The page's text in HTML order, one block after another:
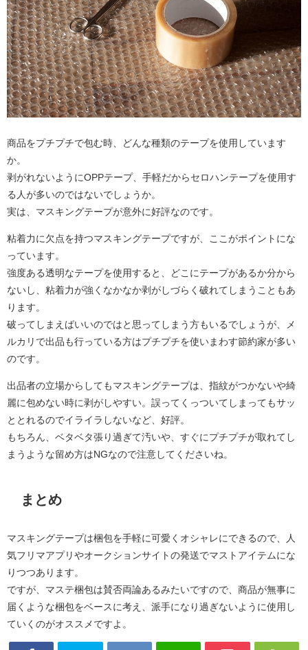
商品をプチプチで包む時、どんな種類のテープを使用しています
か。
剥がれないようにOPPテープ、手軽だからセロハンテープを使用す
る人が多いのではないでしょうか。
実は、マスキングテープが意外に好評なのです。
粘着力に欠点を持つマスキングテープですが、ここがポイントにな
っています。
強度ある透明なテープを使用すると、どこにテープがあるか分から
ないし、粘着力が強くなかなか剥がしづらく破れてしまうこともあ
ります。
破ってしまえばいいのではと思ってしまう方もいるでしょうが、メ
ルカリで出品も行っている方はプチプチを使いまわす節約家が多い
のです。
出品者の立場からしてもマスキングテープは、指紋がつかないや綺
麗に包めない時に剥がしやすい。誤ってくっついてしまってもサッ
ととれるのでイライラしないなど、好評。
もちろん、ベタベタ張り過ぎて汚いや、すぐにプチプチが取れてし
まうような留め方はNGなので注意してくださいね。
まとめ
マスキングテープは梱包を手軽に可愛くオシャレにできるので、人
気フリマアプリやオークションサイトの発送でマストアイテムにな
りつつあります。
ですが、マステ梱包は賛否両論あるみたいですので、商品が無事に
届くような梱包をベースに考え、派手になり過ぎないように使用し
ていくのがオススメですよ。